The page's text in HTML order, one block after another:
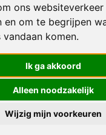
ons
en om te begrijpen
komen.
Ik ga akkoord
Alleen noodzakelijk
Wijzig mijn voorkeuren